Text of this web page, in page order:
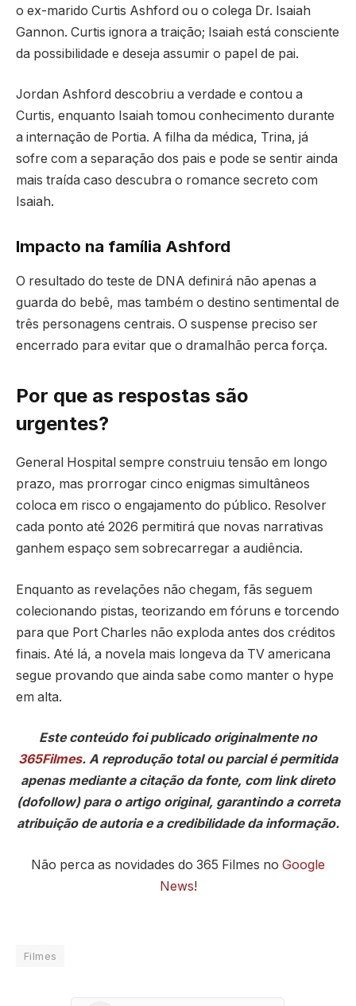
o ex-marido Curtis Ashford ou o colega Dr. Isaiah
Gannon. Curtis ignora a traição; Isaiah está consciente
da possibilidade e deseja assumir o papel de pai.
Jordan Ashford descobriu a verdade e contou a
Curtis, enquanto Isaiah tomou conhecimento durante
a internação de Portia. A filha da médica, Trina, já
sofre com a separação dos pais e pode se sentir ainda
mais traída caso descubra o romance secreto com
Isaiah.
Impacto na família Ashford
O resultado do teste de DNA definirá não apenas a
guarda do bebê, mas também o destino sentimental de
três personagens centrais. O suspense preciso ser
encerrado para evitar que o dramalhão perca força.
Por que as respostas são
urgentes?
General Hospital sempre construiu tensão em longo
prazo, mas prorrogar cinco enigmas simultâneos
coloca em risco o engajamento do público. Resolver
cada ponto até 2026 permitirá que novas narrativas
ganhem espaço sem sobrecarregar a audiência.
Enquanto as revelações não chegam, fãs seguem
colecionando pistas, teorizando em fóruns e torcendo
para que Port Charles não exploda antes dos créditos
finais. Até lá, a novela mais longeva da TV americana
segue provando que ainda sabe como manter o hype
em alta.
Este conteúdo foi publicado originalmente no
365Filmes. A reprodução total ou parcial é permitida
apenas mediante a citação da fonte, com link direto
(dofollow) para o artigo original, garantindo a correta
atribuição de autoria e a credibilidade da informação.
Não perca as novidades do 365 Filmes no Google
News!
Filmes